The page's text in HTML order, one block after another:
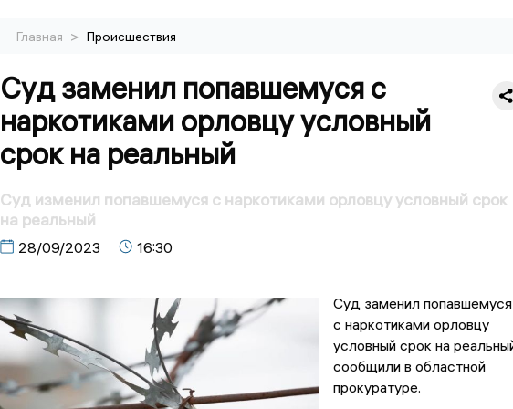
Главная > Происшествия
Суд заменил попавшемуся с
наркотиками орловцу условный
срок на реальный
Суд изменил попавшемуся с наркотиками орловцу условный срок
на реальный
28/09/2023 16:30
Суд заменил попавшемуся
с наркотиками орловцу
условный срок на
сообщили в областной
прокуратуре.